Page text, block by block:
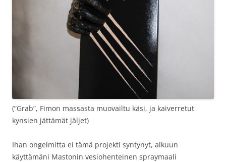
(”Grab”, Fimon massasta muovailtu käsi, ja kaiverretut
kynsien jättämät jäljet)
Ihan ongelmitta ei tämä projekti syntynyt, alkuun
käyttämäni Mastonin vesiohenteinen spraymaali